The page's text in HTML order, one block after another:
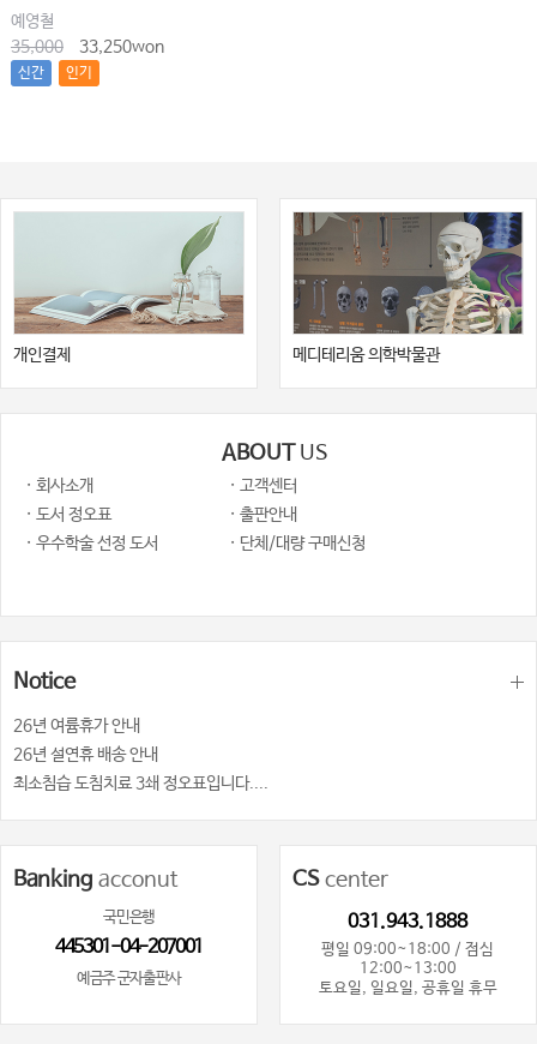
예영철
35,000
33,250won
신간 인기
개인결제 메디테리움 의학박물관
ABOUT US
· 회사소개
· 고객센터
· 도서 정오표
· 출판안내
· 우수학술 선정 도서
· 단체/대량 구매신청
Notice
26년 여륨휴가 안내
26년 설연휴 배송 안내
최소침습 도침치료 3쇄 정오표입니다....
Banking acconut
국민은행
445301-04-207001
예금주 군자출판사
CScenter
031.943.1888
평일 09:00~18:00 / 점심
12:00~13:00
토요일, 일요일, 공휴일 휴무